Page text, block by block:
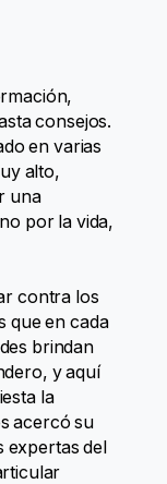
consejos.
en varias
alto,
una
por la vida,
contra los
que en cada
brindan
y aquí
la
acercó su
expertas del